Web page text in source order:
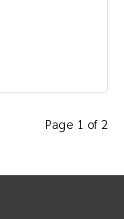
Page 1 of 2